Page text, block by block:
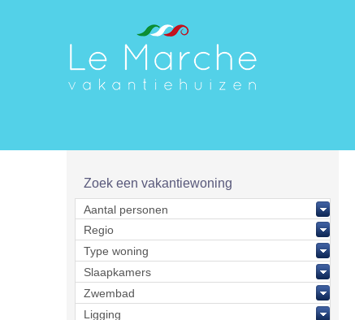
Zoek een vakantiewoning